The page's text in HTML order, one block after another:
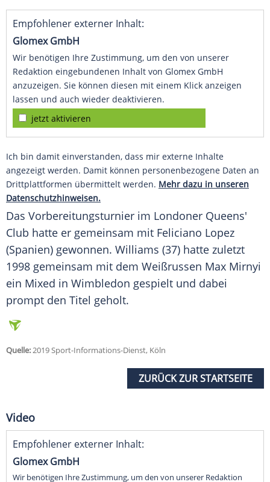
Empfohlener externer Inhalt:
Glomex GmbH
Wir benötigen Ihre Zustimmung, um den von unserer
Redaktion eingebundenen Inhalt von Glomex GmbH
anzuzeigen. Sie können diesen mit einem Klick anzeigen
lassen und auch wieder deaktivieren.
jetzt aktivieren
Ich bin damit einverstanden, dass mir externe Inhalte
angezeigt werden. Damit können personenbezogene Daten an
Drittplattformen übermittelt werden. Mehr dazu in unseren
Datenschutzhinweisen.
Das Vorbereitungsturnier im Londoner Queens'
Club hatte er gemeinsam mit Feliciano Lopez
(Spanien) gewonnen. Williams (37) hatte zuletzt
1998 gemeinsam mit dem Weißrussen Max Mirnyi
ein Mixed in Wimbledon gespielt und dabei
prompt den Titel geholt.
Quelle:2019 Sport-Informations-Dienst, Köln
ZURÜCK ZUR STARTSEITE
Video
Empfohlener externer Inhalt:
Glomex GmbH
Wir benötigen Ihre Zustimmung, um den von unserer Redaktion